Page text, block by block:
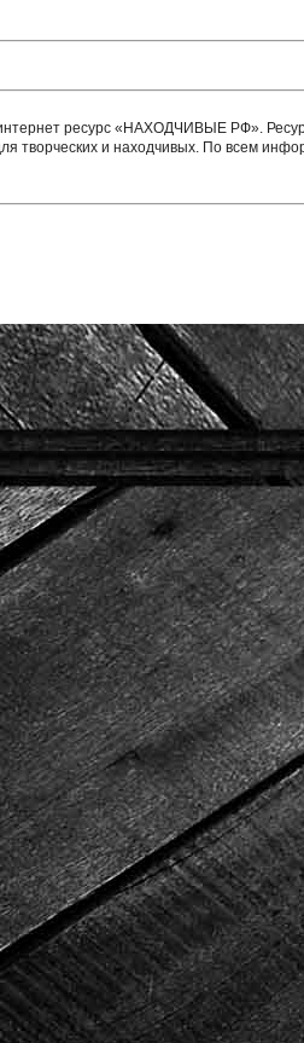
ресурс «НАХОДЧИВЫЕ РФ».
творческих и находчивых. По всем